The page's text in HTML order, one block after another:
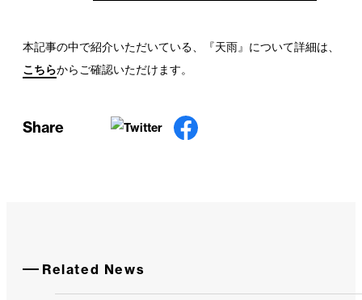
本記事の中で紹介いただいている、『天雨』について詳細は、
こちらからご確認いただけます。
Share
Related News